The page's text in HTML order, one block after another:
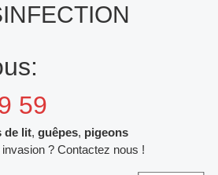
59
de lit, guêpes, pigeons
? Contactez nous !